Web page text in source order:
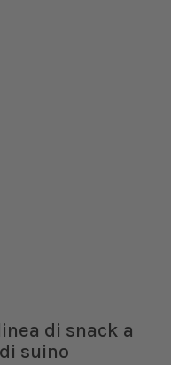
di snack a
suino